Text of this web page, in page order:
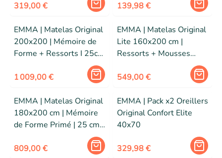
Edition 2026
319,00 €
Respirant | Confort
139,98 €
EMMA | Matelas Original
200x200 | Mémoire de
Forme + Ressorts I 25cm
1 009,00 €
EMMA | Matelas Original
Lite 160x200 cm |
Ressorts + Mousses
respirantes | 5 couches |
Edition 2026
549,00 €
EMMA | Matelas Original
180x200 cm | Mémoire
de Forme Primé | 25 cm |
Souplesse et Soutien -
Durable
809,00 €
EMMA | Pack x2 Oreillers
Original Confort Elite
40x70
329,98 €